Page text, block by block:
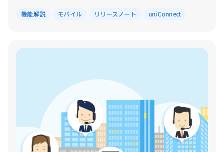
機能解説 モバイル リリースノート uniConnect